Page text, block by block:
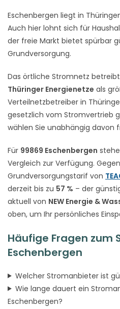
Eschenbergen liegt in
Auch hier lohnt sich für
der freie Markt bietet spürbar
Grundversorgung.
Das örtliche Stromnetz
Thüringer Energienetze als
Verteilnetzbetreiber in
gesetzlich vom Stromvertrieb
wählen Sie unabhängig davon
Für 99869 Eschenbergen
Vergleich zur Verfügung.
Grundversorgungstarif von
derzeit bis zu 57 % – der
aktuell von NEW Energie &
oben, um Ihr persönliches
Häufige Fragen zum
Eschenbergen
Welcher Stromanbieter ist
Wie lange dauert ein
Eschenbergen?